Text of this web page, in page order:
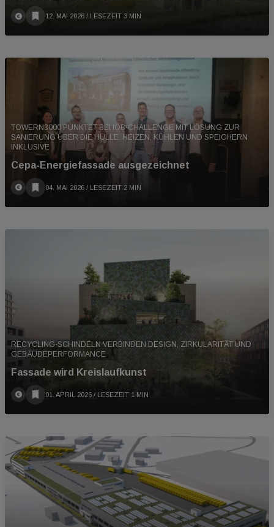
12. MAI 2026 / LESEZEIT 3 MIN
TOWERN3000 PUNKTET BEI IÖB-CHALLENGE MIT LÖSUNG ZUR
SANIERUNG ÜBER DIE HÜLLE. HEIZEN, KÜHLEN UND SPEICHERN
INKLUSIVE
Cepa-Energiefassade ausgezeichnet
04. MAI 2026 / LESEZEIT 2 MIN
RECYCLING-SCHINDELN VERBINDEN DESIGN, ZIRKULARITÄT UND
GEBÄUDEPERFORMANCE
Fassade wird Kreislaufkunst
01. APRIL 2026 / LESEZEIT 1 MIN